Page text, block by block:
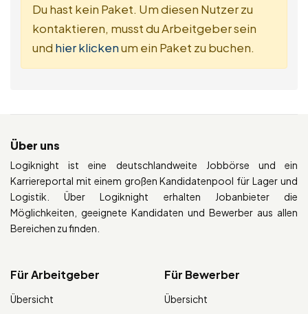
Du hast kein Paket. Um diesen Nutzer zu
kontaktieren, musst du Arbeitgeber sein
und hier klickenum ein Paket zu buchen.
Über uns
Logiknight ist eine deutschlandweite Jobbörse und ein
Karriereportal mit einem großen Kandidatenpool für Lager und
Logistik. Über Logiknight erhalten Jobanbieter die
Möglichkeiten, geeignete Kandidaten und Bewerber aus allen
Bereichen zu finden.
Für Arbeitgeber
Übersicht
Für Bewerber
Übersicht